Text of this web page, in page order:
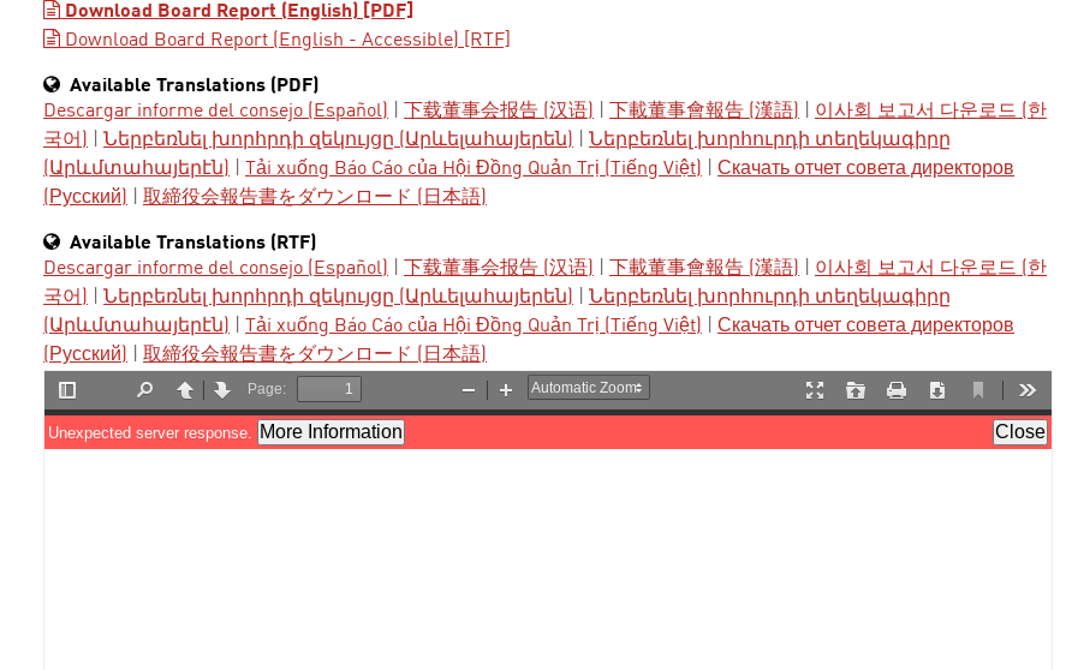
Download Board Report (English) [PDF]
Download Board Report (English - Accessible) [RTF]
Available Translations (PDF)
Descargar informe del consejo (Español)
下载董事会报告 (汉语) 下載董事會報告 (漢語)
이사회 보고서 다운로드 (한
국어)
Ներբեռնել խորհրդի զեկույցը (Արևելահայերեն)
Ներբեռնել խորհուրդի տեղեկագիրը
(Արևմտահայերէն)
Tải xuống Báo Cáo của Hội Đồng Quản Trị (Tiếng Việt)
Скачать отчет совета директоров
(Русский)
取締役会報告書をダウンロード (日本語)
Available Translations (RTF)
Descargar informe del consejo (Español)
下载董事会报告 (汉语) 下載董事會報告 (漢語)
이사회 보고서 다운로드 (한
국어)
Ներբեռնել խորհրդի զեկույցը (Արևելահայերեն)
Ներբեռնել խորհուրդի տեղեկագիրը
(Արևմտահայերէն)
Tải xuống Báo Cáo của Hội Đồng Quản Trị (Tiếng Việt)
Скачать отчет совета директоров
(Русский)
取締役会報告書をダウンロード (日本語)